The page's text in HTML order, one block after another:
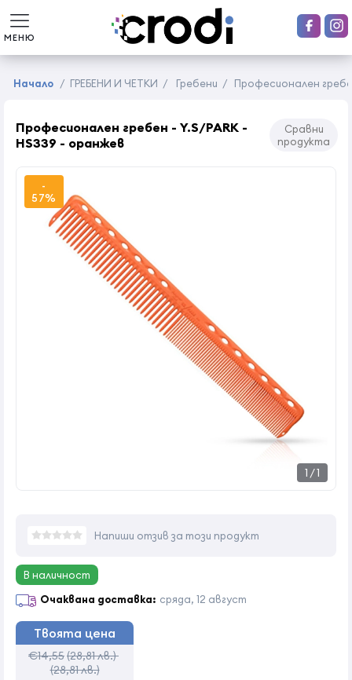
МЕНЮ
Начало / ГРЕБЕНИ И ЧЕТКИ / Гребени / Професионален
Професионален гребен - Y.S/PARK -
HS339 - оранжев
Сравни
продукта
1 /1
-
57%
Напиши отзив за този продукт
В наличност
Очаквана доставка: сряда, 12 август
Твоята цена
€14,55(28,81 лв.)
(28,81 лв.)